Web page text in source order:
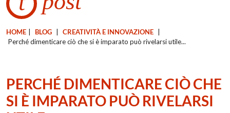
HOME BLOG CREATIVITÀ E INNOVAZIONE
Perché dimenticare ciò che si è imparato può rivelarsi utile...
PERCHÉ DIMENTICARE CIÒ CHE
SI È IMPARATO PUÒ RIVELARSI